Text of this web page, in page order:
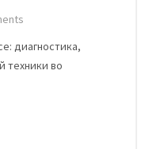
диагностика,
техники во